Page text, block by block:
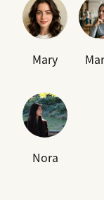
Mary
Nora